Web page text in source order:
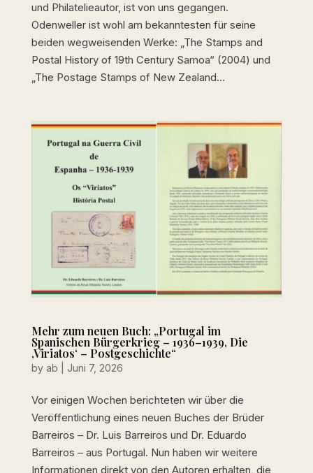
und Philatelieautor, ist von uns gegangen.
Odenweller ist wohl am bekanntesten für seine
beiden wegweisenden Werke: „The Stamps and
Postal History of 19th Century Samoa“ (2004) und
„The Postage Stamps of New Zealand...
Mehr zum neuen Buch: „Portugal im
Spanischen Bürgerkrieg – 1936–1939, Die
‚Viriatos‘ – Postgeschichte“
by ab Juni 7, 2026
Vor einigen Wochen berichteten wir über die
Veröffentlichung eines neuen Buches der Brüder
Barreiros – Dr. Luis Barreiros und Dr. Eduardo
Barreiros – aus Portugal. Nun haben wir weitere
Informationen direkt von den Autoren erhalten, die